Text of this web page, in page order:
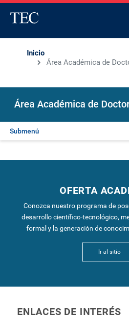
Inicio
Área Académica de
Área Académica de
Submenú
OFERTA
Conozca nuestro programa de
desarrollo científico-tecnológico,
formal y la generación de
Ir al sitio
ENLACES DE INTERÉS